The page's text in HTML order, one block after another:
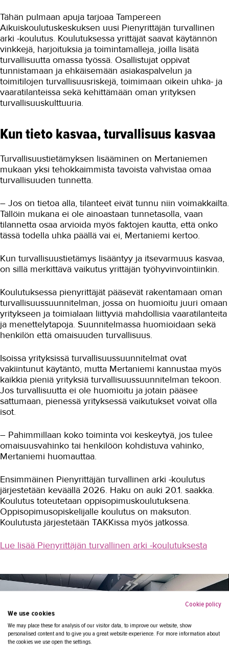
Tähän pulmaan apuja tarjoaa Tampereen
Aikuiskoulutuskeskuksen uusi Pienyrittäjän turvallinen
arki -koulutus. Koulutuksessa yrittäjät saavat käytännön
vinkkejä, harjoituksia ja toimintamalleja, joilla lisätä
turvallisuutta omassa työssä. Osallistujat oppivat
tunnistamaan ja ehkäisemään asiakaspalvelun ja
toimitilojen turvallisuusriskejä, toimimaan oikein uhka- ja
vaaratilanteissa sekä kehittämään oman yrityksen
turvallisuuskulttuuria.
Kun tieto kasvaa, turvallisuus kasvaa
Turvallisuustietämyksen lisääminen on Mertaniemen
mukaan yksi tehokkaimmista tavoista vahvistaa omaa
turvallisuuden tunnetta.
– Jos on tietoa alla, tilanteet eivät tunnu niin voimakkailta.
Tällöin mukana ei ole ainoastaan tunnetasolla, vaan
tilannetta osaa arvioida myös faktojen kautta, että onko
tässä todella uhka päällä vai ei, Mertaniemi kertoo.
Kun turvallisuustietämys lisääntyy ja itsevarmuus kasvaa,
on sillä merkittävä vaikutus yrittäjän työhyvinvointiinkin.
Koulutuksessa pienyrittäjät pääsevät rakentamaan oman
turvallisuussuunnitelman, jossa on huomioitu juuri omaan
yritykseen ja toimialaan liittyviä mahdollisia vaaratilanteita
ja menettelytapoja. Suunnitelmassa huomioidaan sekä
henkilön että omaisuuden turvallisuus.
Isoissa yrityksissä turvallisuussuunnitelmat ovat
vakiintunut käytäntö, mutta Mertaniemi kannustaa myös
kaikkia pieniä yrityksiä turvallisuussuunnitelman tekoon.
Jos turvallisuutta ei ole huomioitu ja jotain pääsee
sattumaan, pienessä yrityksessä vaikutukset voivat olla
isot.
– Pahimmillaan koko toiminta voi keskeytyä, jos tulee
omaisuusvahinko tai henkilöön kohdistuva vahinko,
Mertaniemi huomauttaa.
Ensimmäinen Pienyrittäjän turvallinen arki -koulutus
järjestetään keväällä 2026. Haku on auki 20.1. saakka.
Koulutus toteutetaan oppisopimuskoulutuksena.
Oppisopimusopiskelijalle koulutus on maksuton.
Koulutusta järjestetään TAKKissa myös jatkossa.
Lue lisää Pienyrittäjän turvallinen arki -koulutuksesta
Cookie policy
We use cookies
We may place these for analysis of our visitor data, to improve our website, show
personalised content and to give you a great website experience. For more information about
the cookies we use open the settings.